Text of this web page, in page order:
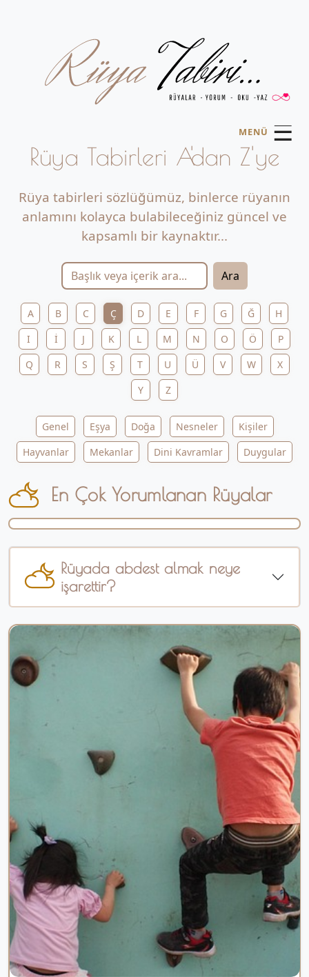
MENÜ ☰
Rüya Tabirleri A'dan Z'ye
Rüya tabirleri sözlüğümüz, binlerce rüyanın
anlamını kolayca bulabileceğiniz güncel ve
kapsamlı bir kaynaktır...
Ara
A B C Ç D E F G Ğ
H
I
İ J K L M N O Ö
P
Q
R S Ş T U Ü V W
X
Y
Z
Genel Eşya Doğa Nesneler
Kişiler
Hayvanlar
Mekanlar Dini Kavramlar Duygular
En Çok Yorumlanan Rüyalar
Rüyada abdest almak neye
işarettir?